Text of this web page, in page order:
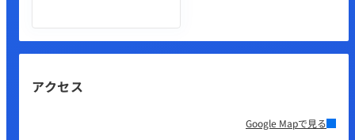
アクセス
Google Mapで見る